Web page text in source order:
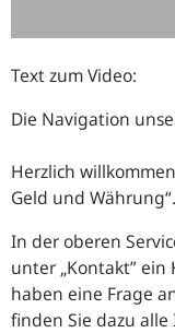
Text zum Video:
Die Navigation
Herzlich
Geld und Währung“.
In der oberen
unter „Kontakt”
haben eine Frage
finden Sie dazu